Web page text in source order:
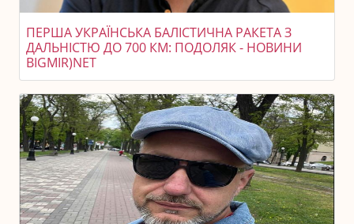
ПЕРША УКРАЇНСЬКА БАЛІСТИЧНА РАКЕТА З
ДАЛЬНІСТЮ ДО 700 КМ: ПОДОЛЯК - НОВИНИ
BIGMIR)NET